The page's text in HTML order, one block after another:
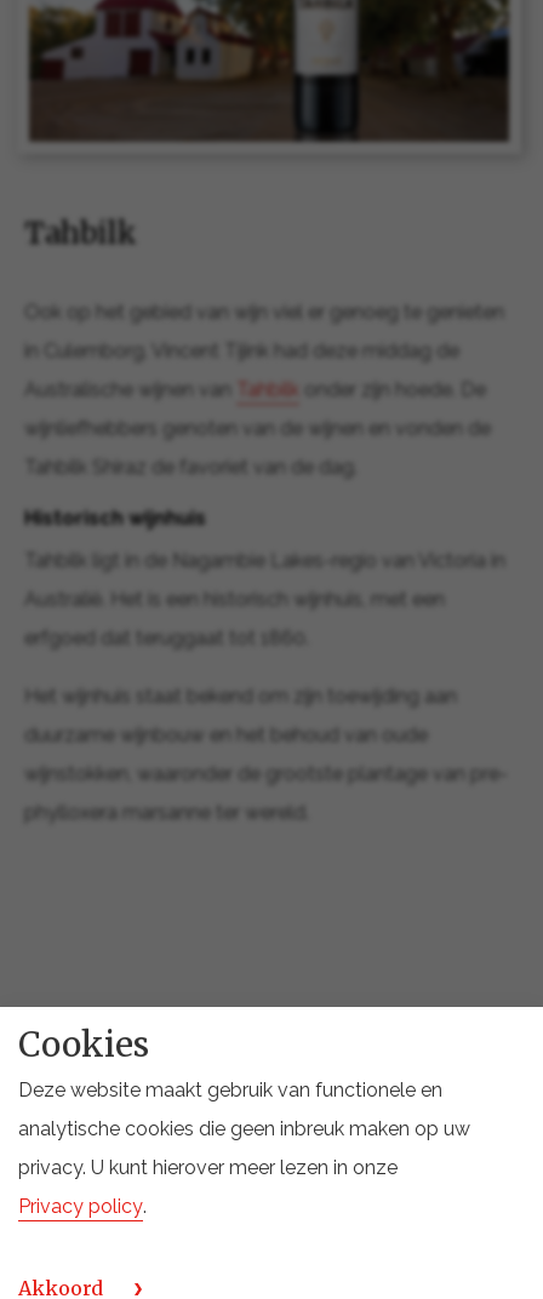
Tahbilk
Ook op het gebied van wijn viel er genoeg te genieten
in Culemborg. Vincent Tijink had deze middag de
Australische wijnen van
Tahbilk
onder zijn hoede. De
wijnliefhebbers genoten van de wijnen en vonden de
Tahbilk Shiraz de favoriet van de dag.
Historisch wijnhuis
Tahbilk ligt in de Nagambie Lakes-regio van Victoria in
Australië. Het is een historisch wijnhuis, met een
erfgoed dat teruggaat tot 1860.
Het wijnhuis staat bekend om zijn toewijding aan
duurzame wijnbouw en het behoud van oude
wijnstokken, waaronder de grootste plantage van pre-
phylloxera marsanne ter wereld.
Tahbilk Shiraz
De Tahbilk Shiraz, een prominente variëteit van het
wijnhuis, belichaamt de kenmerkende stijl van de regio.
Met diep paarse tinten biedt deze wijn intense aroma's
Cookies
Deze website maakt gebruik van functionele en
analytische cookies die geen inbreuk maken op uw
privacy. U kunt hierover meer lezen in onze
Privacy policy.
Akkoord